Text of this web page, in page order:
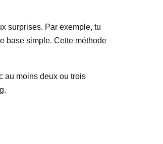
surprises. Par exemple, tu
base simple. Cette méthode
au moins deux ou trois